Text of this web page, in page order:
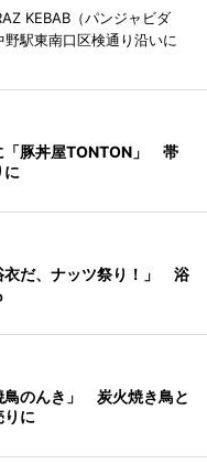
KEBAB（パンジャビダ
駅東南口区検通り沿いに
「豚丼屋TONTON」 帯
に
衣だ、ナッツ祭り！」 浴
鳥のんき」 炭火焼き鳥と
りに